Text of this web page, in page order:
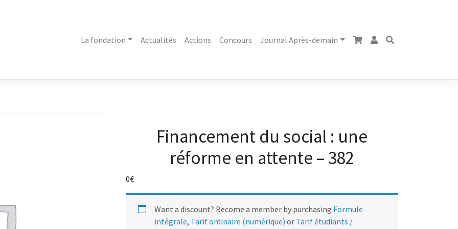
La fondation Actualités Actions Concours Journal Après-demain
Financement du social : une
réforme en attente – 382
0€
Want a discount? Become a member by purchasing Formule
intégrale, Tarif ordinaire (numérique) or Tarif étudiants /